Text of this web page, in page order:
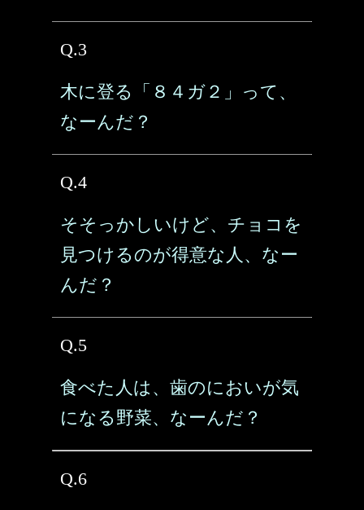
Q.3
木に登る「８４ガ２」って、
なーんだ？
Q.4
そそっかしいけど、チョコを
見つけるのが得意な人、なー
んだ？
Q.5
食べた人は、歯のにおいが気
になる野菜、なーんだ？
Q.6